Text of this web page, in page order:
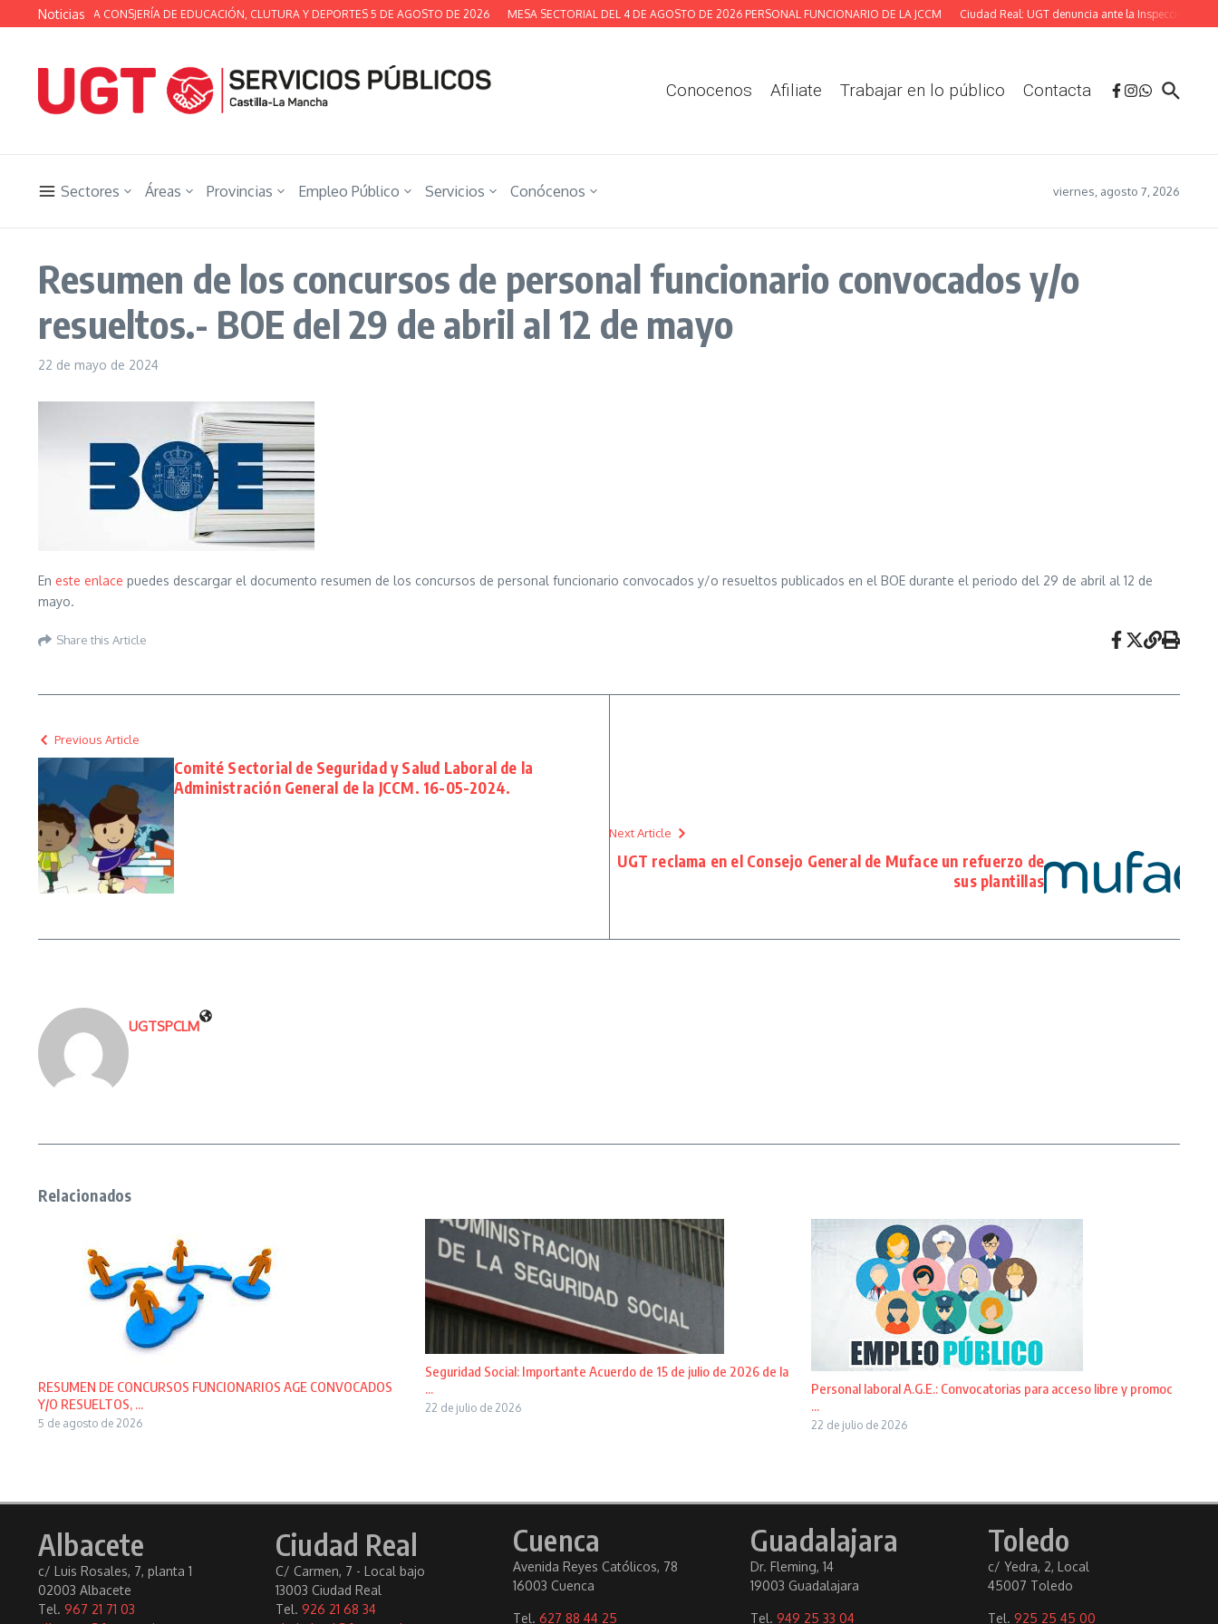
Saltar al contenido
Noticias
TÉCNICA DE LA CONSJERÍA DE EDUCACIÓN, CLUTURA Y DEPORTES 5 DE AGOSTO DE 2026 MESA SECTORIAL DEL 4 DE AGOSTO DE 2026 PERSONAL FUNCIONARIO DE LA JCCM Ciudad Real: UGT denuncia ante la Inspección las
Conocenos Afiliate Trabajar en lo público Contacta
Sectores Áreas Provincias Empleo Público Servicios Conócenos viernes, agosto 7, 2026
Resumen de los concursos de personal funcionario convocados y/o
resueltos.- BOE del 29 de abril al 12 de mayo
22 de mayo de 2024
En este enlace puedes descargar el documento resumen de los concursos de personal funcionario convocados y/o resueltos publicados en el BOE durante el periodo del 29 de abril al 12 de
mayo.
Share this Article
Previous Article
Comité Sectorial de Seguridad y Salud Laboral de la
Administración General de la JCCM. 16-05-2024.
Next Article
UGT reclama en el Consejo General de Muface un refuerzo de
sus plantillas
UGTSPCLM
Relacionados
RESUMEN DE CONCURSOS FUNCIONARIOS AGE CONVOCADOS
Y/O RESUELTOS, ...
5 de agosto de 2026
Seguridad Social: Importante Acuerdo de 15 de julio de 2026 de la
22 de julio de 2026
Personal laboral A.G.E.: Convocatorias para acceso libre y promoc
...
22 de julio de 2026
Albacete
c/ Luis Rosales, 7, planta 1
02003 Albacete
Tel. 967 21 71 03
Ciudad Real
C/ Carmen, 7 - Local bajo
13003 Ciudad Real
Tel. 926 21 68 34
Cuenca
Avenida Reyes Católicos, 78
16003 Cuenca
Tel. 627 88 44 25
Guadalajara
Dr. Fleming, 14
19003 Guadalajara
Tel. 949 25 33 04
Toledo
c/ Yedra, 2, Local
45007 Toledo
Tel. 925 25 45 00